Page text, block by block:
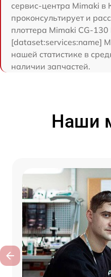
сервис-центра Mimaki в
проконсультирует и
плоттера Mimaki CG-130
[dataset:services:name]
нашей статистике в
наличии запчастей.
Наши